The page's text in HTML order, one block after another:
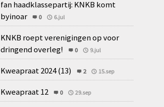
fan haadklassepartij: KNKB komt
byinoar
0 6.jul
KNKB roept verenigingen op voor
dringend overleg!
0 9.jul
Kweapraat 2024 (13) 2 15.sep
Kweapraat 12 0 29.sep